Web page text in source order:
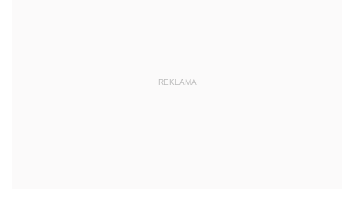
REKLAMA